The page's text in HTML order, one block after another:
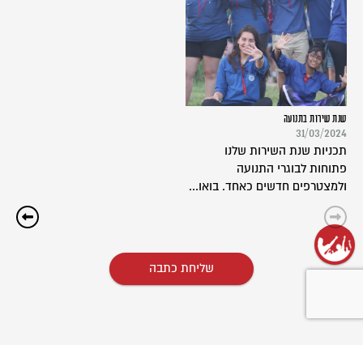
שנת שירות בתנועה
31/03/2024
תכניות שנת השירות שלנו
פתוחות לבוגרי התנועה
ולמצטרפים חדשים כאחד. בואו...
שליחת כתבה